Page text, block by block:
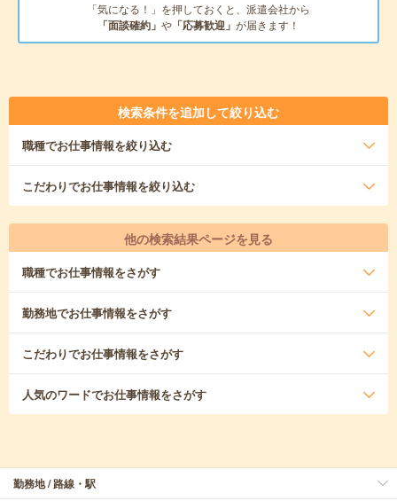
「気になる！」を押しておくと、派遣会社から
「面談確約」 や 「応募歓迎」 が届きます！
検索条件を追加して絞り込む
職種でお仕事情報を絞り込む
こだわりでお仕事情報を絞り込む
他の検索結果ページを見る
職種でお仕事情報をさがす
勤務地でお仕事情報をさがす
こだわりでお仕事情報をさがす
人気のワードでお仕事情報をさがす
勤務地 / 路線・駅